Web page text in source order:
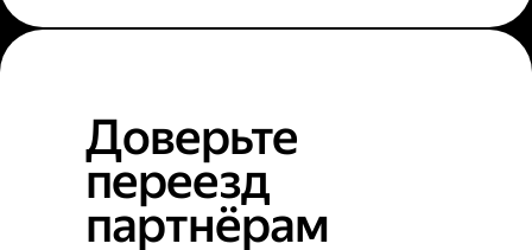
Доверьте
переезд
партнёрам